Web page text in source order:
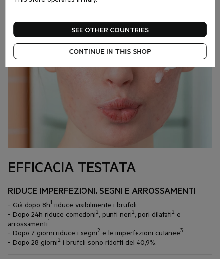
CONTINUE IN THIS SHOP
SEE OTHER COUNTRIES
EFFICACIA TESTATA
RIDUCE IMPERFEZIONI, SEGNI E ARROSSAMENTI
- Già dopo 8h1 riduce visibilmente i brufoli
- Dopo 24h riduce comedoni2, punti neri2, pori dilatati2 e
arrossamenti1
- Dopo 7 giorni riduce i segni2 e le imperfezioni cutanee3
- Dopo 28 giorni2 i brufoli sono ridotti del 40,9%.